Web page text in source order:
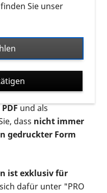
Infomaterial
um ausschließlich
oder Videos zu
Broschüren werden in
zur
gedruckte Variante
und als
dass nicht immer
gedruckter Form
ist exklusiv für
dafür unter "PRO
Sie unser